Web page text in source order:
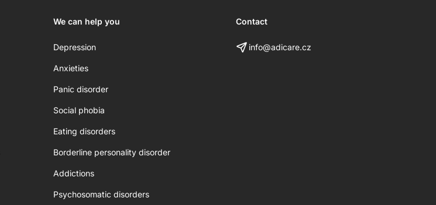
We can help you
Depression
Anxieties
Panic disorder
Social phobia
Eating disorders
Borderline personality disorder
Addictions
Psychosomatic disorders
Contact
info@adicare.cz